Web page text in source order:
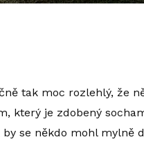
tak moc rozlehlý, že
který je zdobený
se někdo mohl mylně